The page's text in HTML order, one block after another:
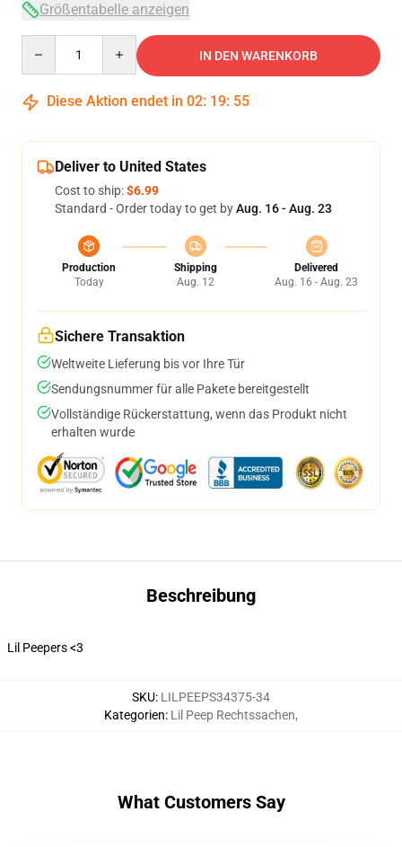
Größentabelle anzeigen
IN DEN WARENKORB
Diese Aktion endet in 02: 19: 54
Deliver to United States
Cost to ship:$6.99
Standard - Order today to get byAug. 16 - Aug. 23
Production
Today
Shipping
Aug. 12
Delivered
Aug. 16 - Aug. 23
Sichere Transaktion
Weltweite Lieferung bis vor Ihre Tür
Sendungsnummer für alle Pakete bereitgestellt
Vollständige Rückerstattung, wenn das Produkt nicht
erhalten wurde
Beschreibung
Lil Peepers <3
SKU: LILPEEPS34375-34
Kategorien: Lil Peep Rechtssachen,
What Customers Say